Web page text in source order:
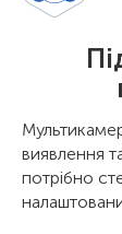
виявлення
потрібно